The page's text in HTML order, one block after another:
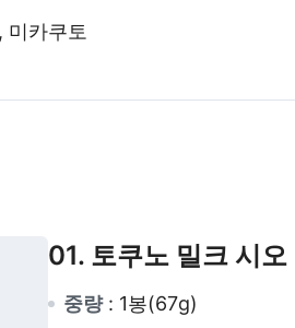
미카쿠토
01. 토쿠노 밀크 시오
중량: 1봉(67g)